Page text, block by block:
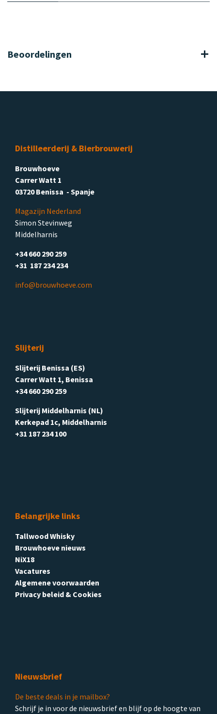
Beoordelingen
Distilleerderij & Bierbrouwerij
Brouwhoeve
Carrer Watt 1
03720 Benissa - Spanje
Magazijn Nederland
Simon Stevinweg
Middelharnis
+34 660 290 259
+31 187 234 234
info@brouwhoeve.com
Slijterij
Slijterij Benissa (ES)
Carrer Watt 1, Benissa
+34 660 290 259
Slijterij Middelharnis (NL)
Kerkepad 1c, Middelharnis
+31 187 234 100
Belangrijke links
Tallwood Whisky
Brouwhoeve nieuws
NiX18
Vacatures
Algemene voorwaarden
Privacy beleid & Cookies
Nieuwsbrief
De beste deals in je mailbox?
Schrijf je in voor de nieuwsbrief en blijf op de hoogte van